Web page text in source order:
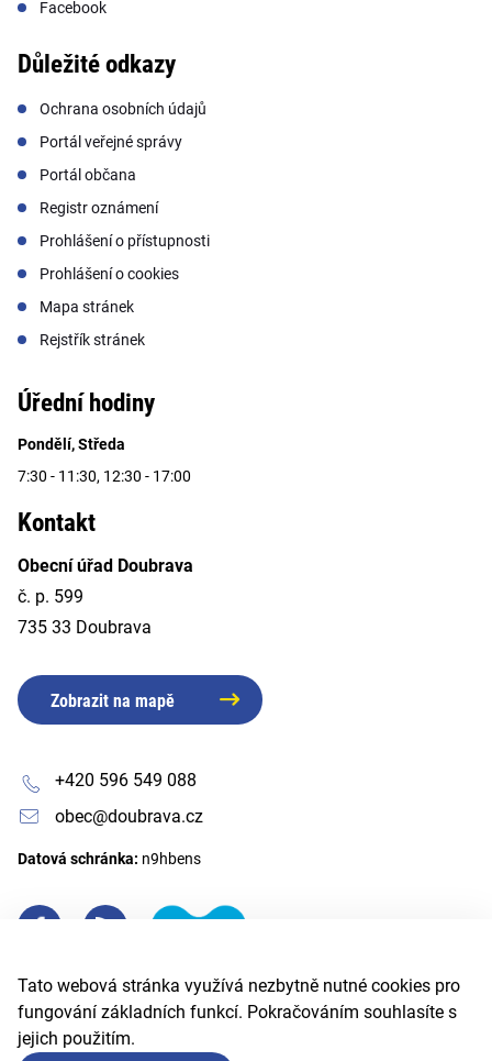
Tato webová stránka využívá nezbytně nutné cookies pro
fungování základních funkcí. Pokračováním souhlasíte s
jejich použitím.
Facebook
Důležité odkazy
Ochrana osobních údajů
Portál veřejné správy
Portál občana
Registr oznámení
Prohlášení o přístupnosti
Prohlášení o cookies
Mapa stránek
Rejstřík stránek
Úřední hodiny
Pondělí, Středa
7:30 - 11:30, 12:30 - 17:00
Kontakt
Obecní úřad Doubrava
č. p. 599
735 33 Doubrava
Zobrazit na mapě
+420 596 549 088
obec@doubrava.cz
Datová schránka: n9hbens